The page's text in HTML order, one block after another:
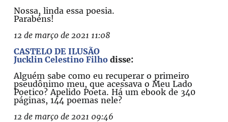
Nossa, linda essa poesia.
Parabéns!
12 de março de 2021 11:08
CASTELO DE ILUSÃO
Jucklin Celestino Filho disse:
Alguém sabe como eu recuperar o primeiro
pseudônimo meu, que acessava o Meu Lado
Poetico? Apelido Poeta. Há um ebook de 340
páginas, 144 poemas nele?
12 de março de 2021 09:46